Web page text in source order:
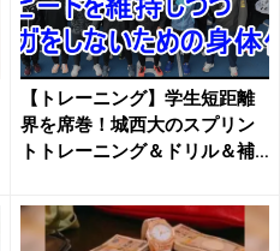
【トレーニング】学生短距離
界を席巻！城西大のスプリン
トトレーニング＆ドリル＆補